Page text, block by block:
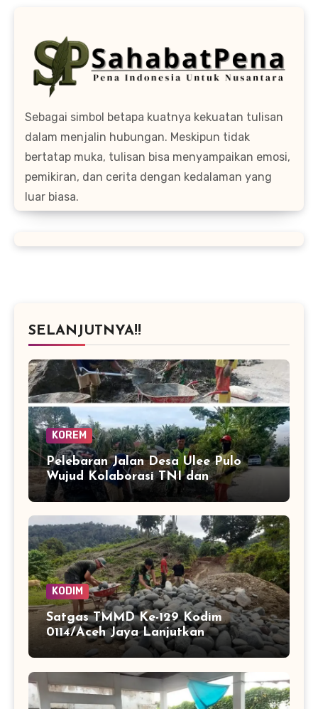
Sebagai simbol betapa kuatnya kekuatan tulisan
dalam menjalin hubungan. Meskipun tidak
bertatap muka, tulisan bisa menyampaikan emosi,
pemikiran, dan cerita dengan kedalaman yang
luar biasa.
SELANJUTNYA!!
KOREM
Pelebaran Jalan Desa Ulee Pulo
Wujud Kolaborasi TNI dan
Masyarakat Bangun Infrastruktur
KODIM
Satgas TMMD Ke-129 Kodim
0114/Aceh Jaya Lanjutkan
Pembuatan Jembatan Kayu 4×6